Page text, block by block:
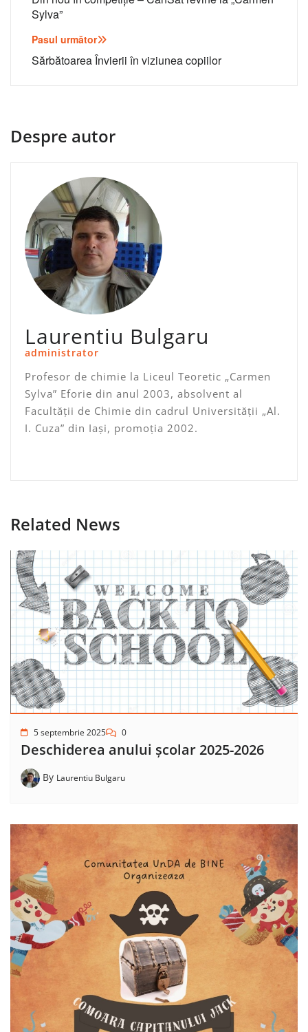
articole
Sylva”
Pasul următor
Sărbătoarea Învierii în viziunea copiilor
Despre autor
Laurentiu Bulgaru
administrator
Profesor de chimie la Liceul Teoretic „Carmen
Sylva” Eforie din anul 2003, absolvent al
Facultății de Chimie din cadrul Universității „Al.
I. Cuza” din Iași, promoția 2002.
Related News
5 septembrie 2025 0
Deschiderea anului școlar 2025-2026
By Laurentiu Bulgaru